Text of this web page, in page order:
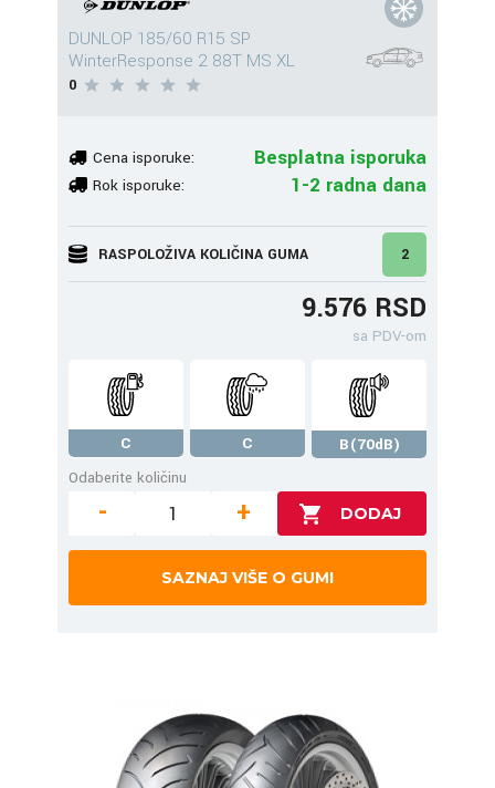
DUNLOP 185/60 R15 SP
WinterResponse 2 88T MS XL
0
Cena isporuke: Besplatna isporuka
Rok isporuke: 1-2 radna dana
RASPOLOŽIVA KOLIČINA GUMA 2
9.576 RSD
sa PDV-om
C C
B(70dB)
Odaberite količinu
- +
SAZNAJ VIŠE O GUMI